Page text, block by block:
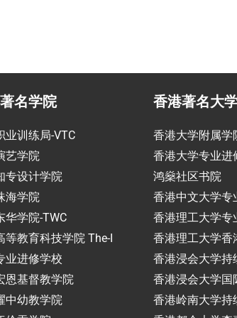
名学院
业训练局-VTC
艺学院
专设计学院
海学院
华学院-TWC
等教育科技学院 The-I
业进修学校
恩基督教学院
中幼教学院
香港著名大
香港大学附属学
香港大学专业进
鸿燊社区书院
香港中文大学专
香港理工大学专
香港理工大学香
香港浸会大学持
香港浸会大学国
香港岭南大学持